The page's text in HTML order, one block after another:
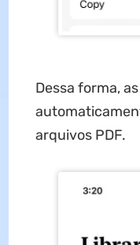
Dessa forma,
arquivos PDF.